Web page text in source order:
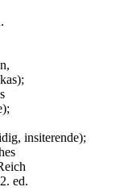
insiterende);
ed.